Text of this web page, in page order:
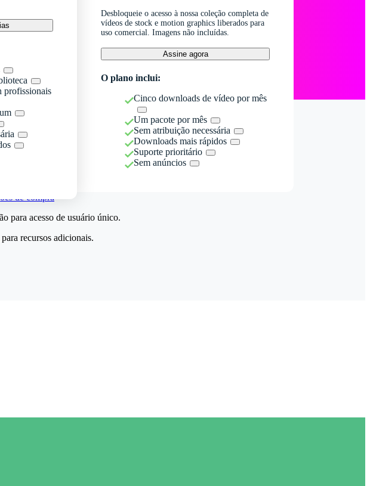
profissionais
Desbloqueie o acesso à nossa coleção completa de
vídeos de stock e motion graphics liberados para
uso comercial. Imagens não incluídas.
Assine agora
O plano inclui:
Cinco downloads de vídeo por mês
Um pacote por mês
Sem atribuição necessária
Downloads mais rápidos
Suporte prioritário
Sem anúncios
de compra
para acesso de usuário único.
para recursos adicionais.